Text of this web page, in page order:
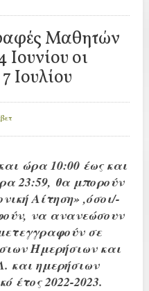
Μαθητών
οι
Ιουλίου
ώρα 10:00 έως και
23:59, θα μπορούν
Αίτηση» ,όσοι/-
να ανανεώσουν
σε
Ημερήσιων και
και ημερήσιων
έτος 2022-2023.